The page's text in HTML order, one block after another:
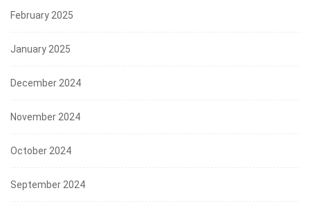
February 2025
January 2025
December 2024
November 2024
October 2024
September 2024